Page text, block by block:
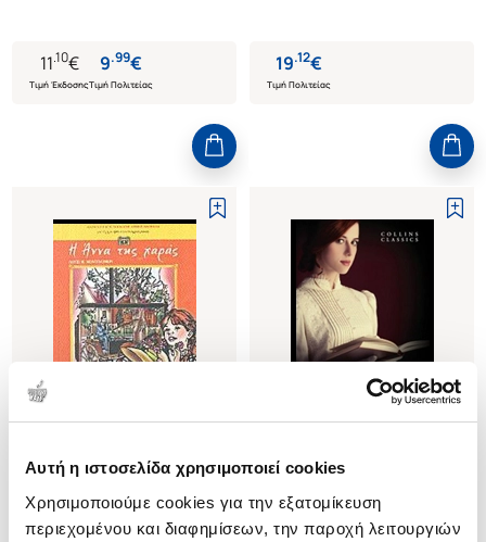
Αυτή η ιστοσελίδα χρησιμοποιεί cookies
Χρησιμοποιούμε cookies για την εξατομίκευση
περιεχομένου και διαφημίσεων, την παροχή λειτουργιών
11.10€
Τιμή Έκδοσης
9.99€
Τιμή Πολιτείας
19.12€
Τιμή Πολιτείας
(0 )
Η ΑΝΝΑ ΤΗΣ ΧΑΡΑΣ
MONTGOMERY LUCY-MAUD
(P/B) ANNE OF AVONLEA
MONTGOMERY LUCY-MAUD